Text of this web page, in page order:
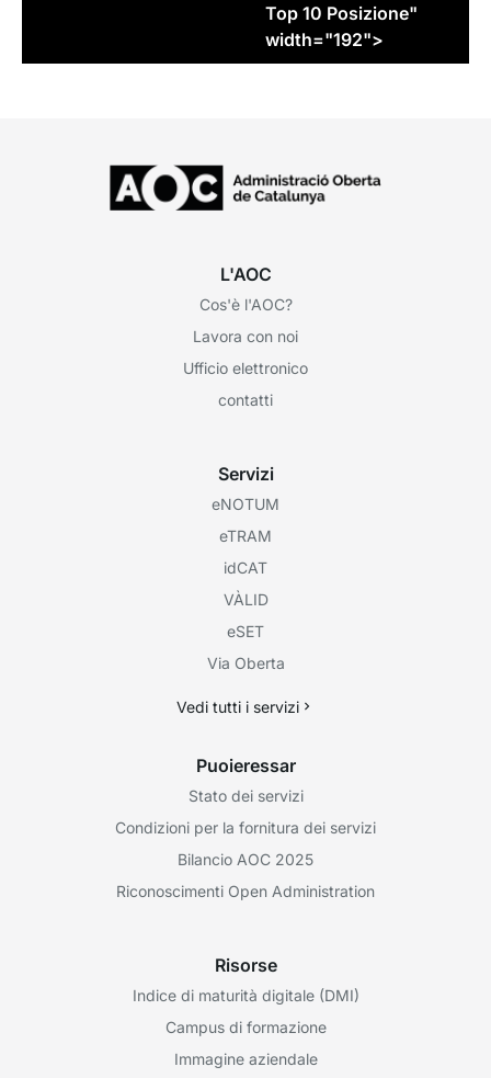
Top 10 Posizione"
width="192">
L'AOC
Cos'è l'AOC?
Lavora con noi
Ufficio elettronico
contatti
Servizi
eNOTUM
eTRAM
idCAT
VÀLID
eSET
Via Oberta
Vedi tutti i servizi
Puoieressar
Stato dei servizi
Condizioni per la fornitura dei servizi
Bilancio AOC 2025
Riconoscimenti Open Administration
Risorse
Indice di maturità digitale (DMI)
Campus di formazione
Immagine aziendale